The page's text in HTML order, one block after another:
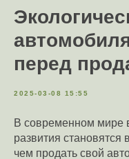
перед
2025-03-08 15:55
В современном мире
развития
чем продать свой